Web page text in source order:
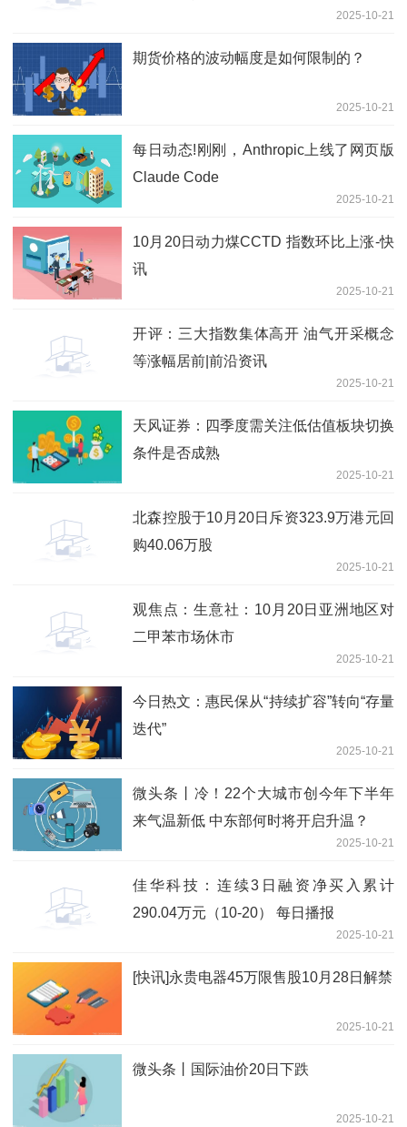
2025-10-21
期货价格的波动幅度是如何限制的？
2025-10-21
每日动态!刚刚，Anthropic上线了网页版
Claude Code
2025-10-21
10月20日动力煤CCTD 指数环比上涨-快
讯
2025-10-21
开评：三大指数集体高开 油气开采概念
等涨幅居前|前沿资讯
2025-10-21
天风证券：四季度需关注低估值板块切换
条件是否成熟
2025-10-21
北森控股于10月20日斥资323.9万港元回
购40.06万股
2025-10-21
观焦点：生意社：10月20日亚洲地区对
二甲苯市场休市
2025-10-21
今日热文：惠民保从“持续扩容”转向“存量
迭代”
2025-10-21
微头条丨冷！22个大城市创今年下半年
来气温新低 中东部何时将开启升温？
2025-10-21
佳华科技：连续3日融资净买入累计
290.04万元（10-20） 每日播报
2025-10-21
[快讯]永贵电器45万限售股10月28日解禁
2025-10-21
微头条丨国际油价20日下跌
2025-10-21